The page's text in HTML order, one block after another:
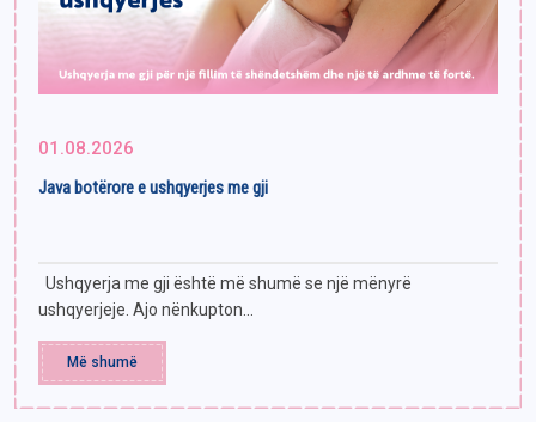
01.08.2026
Java botërore e ushqyerjes me gji
Ushqyerja me gji është më shumë se një mënyrë
ushqyerjeje. Ajo nënkupton...
Më shumë